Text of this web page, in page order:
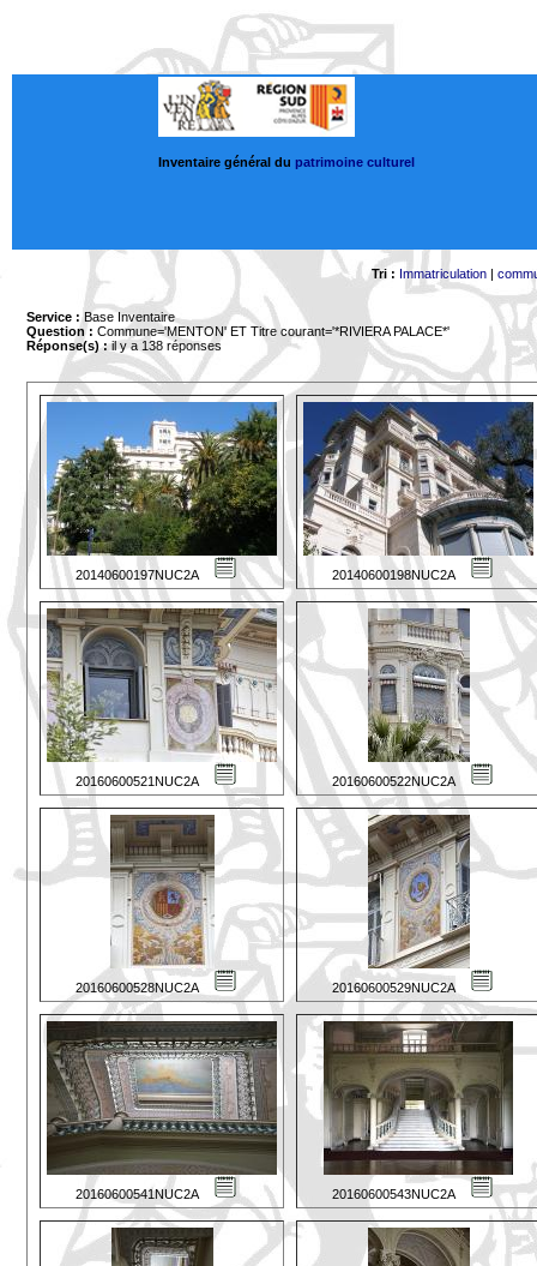
Inventaire général du patrimoine culturel
Tri : Immatriculation|
Service : Base Inventaire
Question : Commune='MENTON' ET Titre courant='*RIVIERA PALACE*'
Réponse(s) :il y a 138 réponses
20140600197NUC2A 20140600198NUC2A
20160600521NUC2A 20160600522NUC2A
20160600528NUC2A 20160600529NUC2A
20160600541NUC2A 20160600543NUC2A